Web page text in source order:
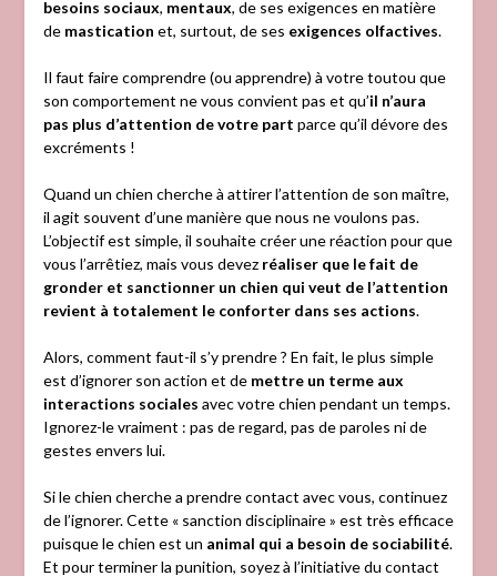
besoins sociaux, mentaux, de ses exigences en matière
de mastication et, surtout, de ses exigences olfactives.
Il faut faire comprendre (ou apprendre) à votre toutou que
son comportement ne vous convient pas et qu’il n’aura
pas plus d’attention de votre part parce qu’il dévore des
excréments !
Quand un chien cherche à attirer l’attention de son maître,
il agit souvent d’une manière que nous ne voulons pas.
L’objectif est simple, il souhaite créer une réaction pour que
vous l’arrêtiez, mais vous devez réaliser que le fait de
gronder et sanctionner un chien qui veut de l’attention
revient à totalement le conforter dans ses actions.
Alors, comment faut-il s’y prendre ? En fait, le plus simple
est d’ignorer son action et de mettre un terme aux
interactions sociales avec votre chien pendant un temps.
Ignorez-le vraiment : pas de regard, pas de paroles ni de
gestes envers lui.
Si le chien cherche a prendre contact avec vous, continuez
de l’ignorer. Cette « sanction disciplinaire » est très efficace
puisque le chien est un animal qui a besoin de sociabilité.
Et pour terminer la punition, soyez à l’initiative du contact